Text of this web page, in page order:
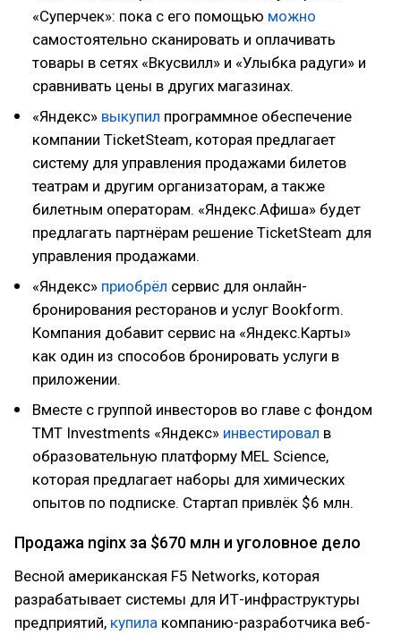
«Суперчек»: пока с его помощью можно
самостоятельно сканировать и оплачивать
товары в сетях «Вкусвилл» и «Улыбка радуги» и
сравнивать цены в других магазинах.
«Яндекс» выкупил программное обеспечение
компании TicketSteam, которая предлагает
систему для управления продажами билетов
театрам и другим организаторам, а также
билетным операторам. «Яндекс.Афиша» будет
предлагать партнёрам решение TicketSteam для
управления продажами.
«Яндекс» приобрёл сервис для онлайн-
бронирования ресторанов и услуг Bookform.
Компания добавит сервис на «Яндекс.Карты»
как один из способов бронировать услуги в
приложении.
Вместе с группой инвесторов во главе с фондом
TMT Investments «Яндекс» инвестировал в
образовательную платформу MEL Science,
которая предлагает наборы для химических
опытов по подписке. Стартап привлёк $6 млн.
Продажа nginx за $670 млн и уголовное дело
Весной американская F5 Networks, которая
разрабатывает системы для ИТ-инфраструктуры
предприятий, купила компанию-разработчика веб-